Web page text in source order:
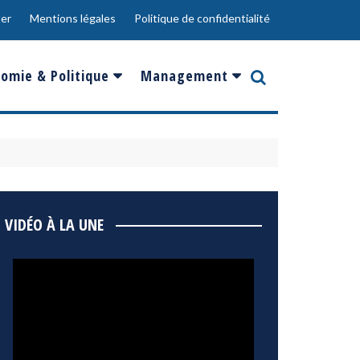
Mentions légales Politique de confidentialité
& Politique Management
Innovation
VIDÉO À LA UNE